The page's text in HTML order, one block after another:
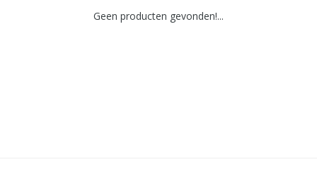
Geen producten gevonden!...